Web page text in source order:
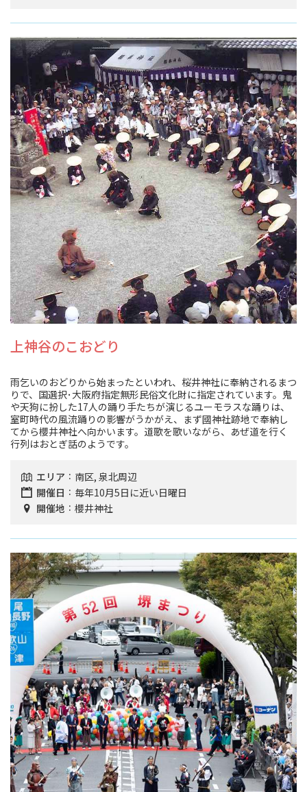
上神谷のこおどり
雨乞いのおどりから始まったといわれ、桜井神社に奉納されるまつ
りで、国選択･大阪府指定無形民俗文化財に指定されています。鬼
や天狗に扮した17人の踊り手たちが演じるユーモラスな踊りは、
室町時代の風流踊りの影響がうかがえ、まず國神社跡地で奉納し
てから櫻井神社へ向かいます。道歌を歌いながら、あぜ道を行く
行列はおとぎ話のようです。
エリア
南区, 泉北周辺
開催日
毎年10月5日に近い日曜日
開催地
櫻井神社